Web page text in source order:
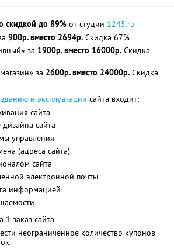
скидкой до 89% от студии 1245.ru
900р. вместо 2694р. Скидка 67%
за 1900р. вместо 16000р. Скидка
за 2600р. вместо 24000р. Скидка
и эксплуатации сайта входит:
сайта
сайта
управления
(адреса сайта)
сайта
электронной почты
информацией
1 заказ сайта
неограниченное количество купонов